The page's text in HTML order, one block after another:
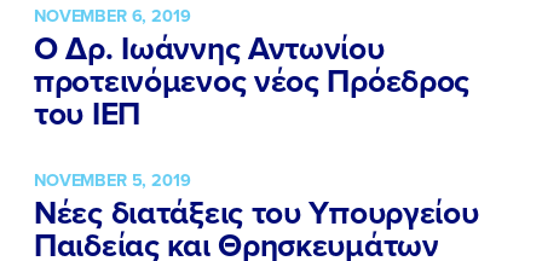
FB IN TW YT LN VB TIKTOK
NOVEMBER 6, 2019
Ο Δρ. Ιωάννης Αντωνίου
προτεινόμενος νέος Πρόεδρος
του ΙΕΠ
NOVEMBER 5, 2019
Νέες διατάξεις του Υπουργείου
Παιδείας και Θρησκευμάτων